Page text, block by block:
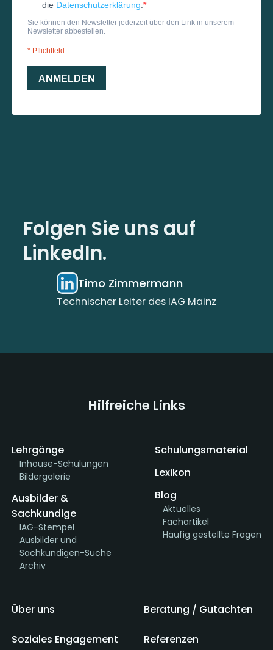
Folgen Sie uns auf
LinkedIn.
Timo Zimmermann
Technischer Leiter des IAG Mainz
Hilfreiche Links
Lehrgänge
Inhouse-Schulungen
Bildergalerie
Ausbilder &
Sachkundige
IAG-Stempel
Ausbilder und
Sachkundigen-Suche
Archiv
Schulungsmaterial
Lexikon
Blog
Aktuelles
Fachartikel
Häufig gestellte Fragen
Über uns Beratung / Gutachten
Soziales Engagement Referenzen